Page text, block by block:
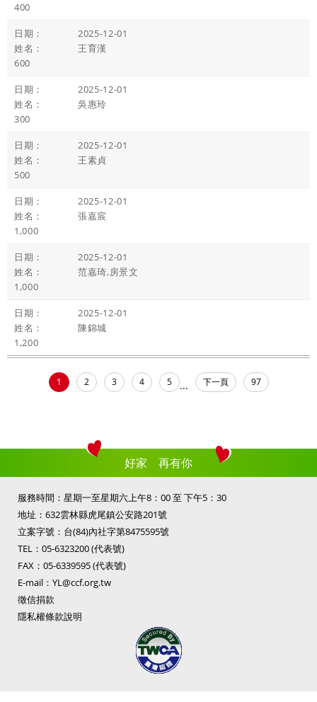
400
2025-12-01
王育漢
600
2025-12-01
吳惠玲
300
2025-12-01
王素貞
500
2025-12-01
張嘉宸
1,000
2025-12-01
范嘉琦,房景文
1,000
2025-12-01
陳錦城
1,200
1 2 3 4 5 ... 下一頁 97
好家 再有你
服務時間：星期一至星期六上午8：00 至 下午5：30
地址：632雲林縣虎尾鎮公安路201號
立案字號：台(84)內社字第8475595號
TEL： 05-6323200(代表號)
FAX：05-6339595 (代表號)
E-mail： YL@ccf.org.tw
徵信捐款
隱私權條款說明